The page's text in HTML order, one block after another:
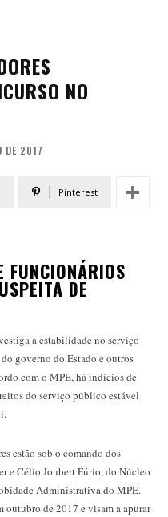
NO
DE 2017
Pinterest
FUNCIONÁRIOS
DE
a estabilidade no serviço
governo do Estado e outros
com o MPE, há indícios de
do serviço público estável
estão sob o comando dos
e Célio Joubert Fúrio, do Núcleo
Administrativa do MPE.
outubro de 2017 e visam a apurar